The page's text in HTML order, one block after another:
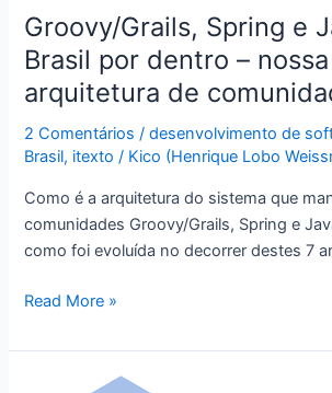
Groovy/Grails, Spring e
Brasil por dentro – nossa
arquitetura de
2 Comentários /desenvolvimento de
Brasil, itexto / Kico (Henrique Lobo
Como é a arquitetura do sistema que
comunidades Groovy/Grails, Spring e
como foi evoluída no decorrer destes 7
Groovy/Grails,
e
Read More »